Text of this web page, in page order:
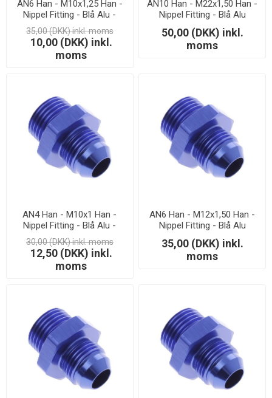
AN6 Han - M10x1,25 Han -
Nippel Fitting - Blå Alu -
LAGERSALG
35,00 (DKK) inkl. moms
10,00 (DKK) inkl.
moms
AN10 Han - M22x1,50 Han -
Nippel Fitting - Blå Alu
50,00 (DKK) inkl.
moms
AN4 Han - M10x1 Han -
Nippel Fitting - Blå Alu -
LAGERSALG
30,00 (DKK) inkl. moms
12,50 (DKK) inkl.
moms
AN6 Han - M12x1,50 Han -
Nippel Fitting - Blå Alu
35,00 (DKK) inkl.
moms